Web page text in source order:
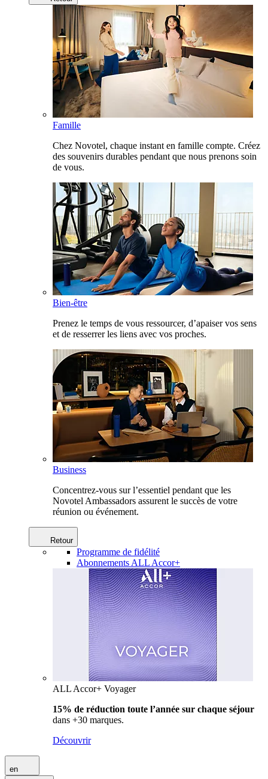
Famille
Chez Novotel, chaque instant en famille compte. Créez
des souvenirs durables pendant que nous prenons soin
de vous.
Bien-être
Prenez le temps de vous ressourcer, d’apaiser vos sens
et de resserrer les liens avec vos proches.
Business
Concentrez-vous sur l’essentiel pendant que les
Novotel Ambassadors assurent le succès de votre
réunion ou événement.
Retour
Programme de fidélité
Abonnements ALL Accor+
ALL Accor+ Voyager
15% de réduction toute l’année sur chaque séjour
dans +30 marques.
Découvrir
en